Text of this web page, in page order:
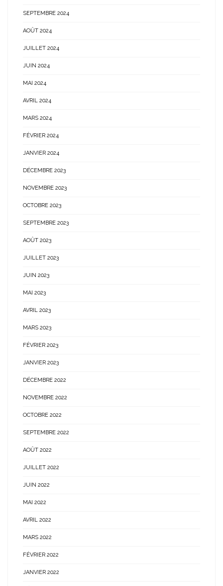
SEPTEMBRE 2024
AOÛT 2024
JUILLET 2024
JUIN 2024
MAI 2024
AVRIL 2024
MARS 2024
FÉVRIER 2024
JANVIER 2024
DÉCEMBRE 2023
NOVEMBRE 2023
OCTOBRE 2023
SEPTEMBRE 2023
AOÛT 2023
JUILLET 2023
JUIN 2023
MAI 2023
AVRIL 2023
MARS 2023
FÉVRIER 2023
JANVIER 2023
DÉCEMBRE 2022
NOVEMBRE 2022
OCTOBRE 2022
SEPTEMBRE 2022
AOÛT 2022
JUILLET 2022
JUIN 2022
MAI 2022
AVRIL 2022
MARS 2022
FÉVRIER 2022
JANVIER 2022